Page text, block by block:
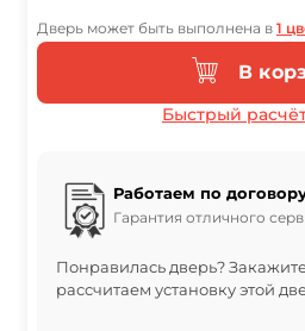
Дверь может быть выполнена в 1
В
Быстрый
Работаем по
Гарантия отличного
Понравилась дверь?
рассчитаем установку этой